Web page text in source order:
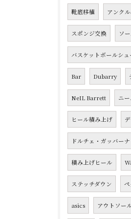
靴底移植 アンク
スポンジ交換 ソ
バスケットボールシュ
Bar Dubarry
NeIL Barrett ニ
ヒール積み上げ
ドルチェ・ガッバーナ
積み上げヒール
ステッチダウン ペ
asics アウトソー